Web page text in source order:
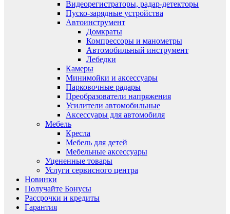
Видеорегистраторы, радар-детекторы
Пуско-зарядные устройства
Автоинструмент
Домкраты
Компрессоры и манометры
Автомобильный инструмент
Лебедки
Камеры
Минимойки и аксессуары
Парковочные радары
Преобразователи напряжения
Усилители автомобильные
Аксессуары для автомобиля
Мебель
Кресла
Мебель для детей
Мебельные аксессуары
Уцененные товары
Услуги сервисного центра
Новинки
Получайте Бонусы
Рассрочки и кредиты
Гарантия